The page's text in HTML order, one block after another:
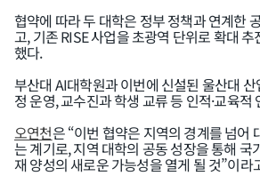
협약에 따라 두 대학은 정부 정책과 연계한
고, 기존 RISE 사업을 초광역 단위로 확대
했다.
부산대 AI대학원과 이번에 신설된 울산대
정 운영, 교수진과 학생 교류 등 인적·교육적
오연천은 “이번 협약은 지역의 경계를 넘어
는 계기로, 지역 대학의 공동 성장을 통해 국
재 양성의 새로운 가능성을 열게 될 것”이라